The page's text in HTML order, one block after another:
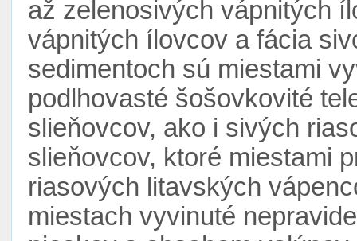
až zelenosivých vápnitých
vápnitých ílovcov a fácia
sedimentoch sú miestami
podlhovasté šošovkovité
slieňovcov, ako i sivých
slieňovcov, ktoré miestami
riasových litavských
miestach vyvinuté